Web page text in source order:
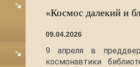
«Космос далекий и
09.04.2026
9 апреля в
космонавтики